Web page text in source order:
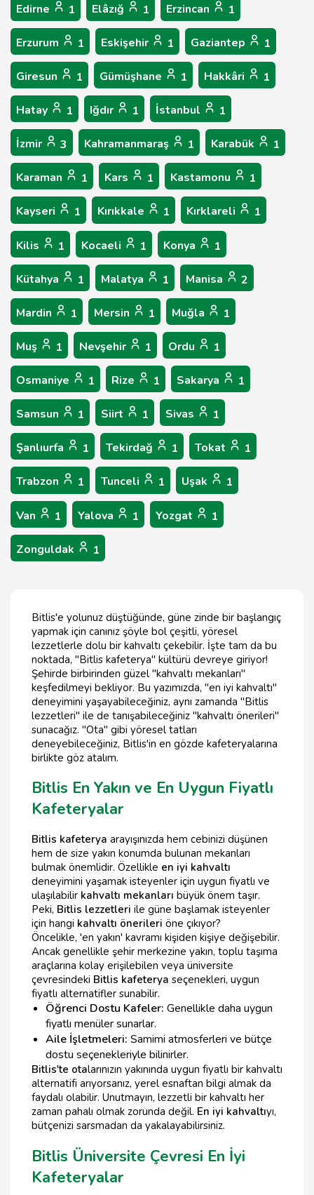
Edirne 1 Elâzığ 1 Erzincan 1
Erzurum 1 Eskişehir 1 Gaziantep 1
Giresun 1 Gümüşhane 1 Hakkâri 1
Hatay 1 Iğdır 1 İstanbul 1
İzmir 3 Kahramanmaraş 1 Karabük 1
Karaman 1 Kars 1 Kastamonu 1
Kayseri 1 Kırıkkale 1 Kırklareli 1
Kilis 1 Kocaeli 1 Konya 1
Kütahya 1 Malatya 1 Manisa 2
Mardin 1 Mersin 1 Muğla 1
Muş 1 Nevşehir 1 Ordu 1
Osmaniye 1 Rize 1 Sakarya 1
Samsun 1 Siirt 1 Sivas 1
Şanlıurfa 1 Tekirdağ 1 Tokat 1
Trabzon 1 Tunceli 1 Uşak 1
Van 1 Yalova 1 Yozgat 1
Zonguldak 1
Bitlis'e yolunuz düştüğünde, güne zinde bir başlangıç
yapmak için canınız şöyle bol çeşitli, yöresel
lezzetlerle dolu bir kahvaltı çekebilir. İşte tam da bu
noktada, "Bitlis kafeterya" kültürü devreye giriyor!
Şehirde birbirinden güzel "kahvaltı mekanları"
keşfedilmeyi bekliyor. Bu yazımızda, "en iyi kahvaltı"
deneyimini yaşayabileceğiniz, aynı zamanda "Bitlis
lezzetleri" ile de tanışabileceğiniz "kahvaltı önerileri"
sunacağız. "Ota" gibi yöresel tatları
deneyebileceğiniz, Bitlis'in en gözde kafeteryalarına
birlikte göz atalım.
Bitlis En Yakın ve En Uygun Fiyatlı
Kafeteryalar
Bitlis kafeterya arayışınızda hem cebinizi düşünen
hem de size yakın konumda bulunan mekanları
bulmak önemlidir. Özellikle en iyi kahvaltı
deneyimini yaşamak isteyenler için uygun fiyatlı ve
ulaşılabilir kahvaltı mekanları büyük önem taşır.
Peki, Bitlis lezzetleri ile güne başlamak isteyenler
için hangi kahvaltı önerileri öne çıkıyor?
Öncelikle, 'en yakın' kavramı kişiden kişiye değişebilir.
Ancak genellikle şehir merkezine yakın, toplu taşıma
araçlarına kolay erişilebilen veya üniversite
çevresindeki Bitlis kafeterya seçenekleri, uygun
fiyatlı alternatifler sunabilir.
Öğrenci Dostu Kafeler: Genellikle daha uygun
fiyatlı menüler sunarlar.
Aile İşletmeleri: Samimi atmosferleri ve bütçe
dostu seçenekleriyle bilinirler.
Bitlis'te otalarınızın yakınında uygun fiyatlı bir kahvaltı
alternatifi arıyorsanız, yerel esnaftan bilgi almak da
faydalı olabilir. Unutmayın, lezzetli bir kahvaltı her
zaman pahalı olmak zorunda değil. En iyi kahvaltıyı,
bütçenizi sarsmadan da yakalayabilirsiniz.
Bitlis Üniversite Çevresi En İyi
Kafeteryalar